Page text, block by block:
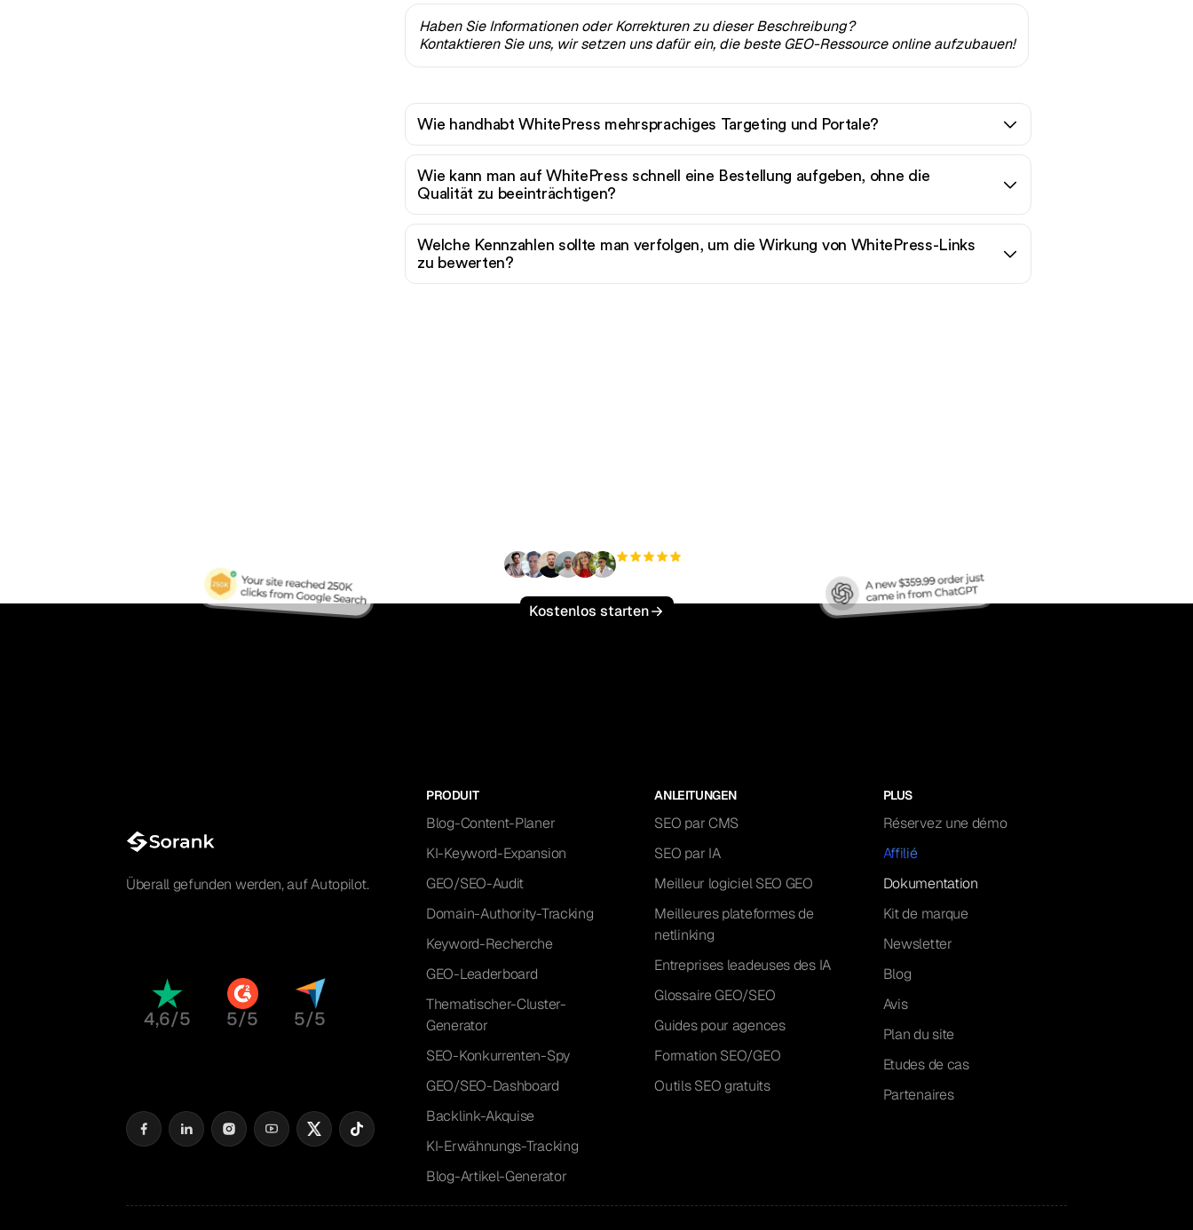
Haben Sie Informationen oder Korrekturen zu dieser Beschreibung?
Kontaktieren Sie uns, wir setzen uns dafür ein, die beste GEO-Ressource online aufzubauen!
Wie handhabt WhitePress mehrsprachiges Targeting und Portale?
Wie kann man auf WhitePress schnell eine Bestellung aufgeben, ohne die
Qualität zu beeinträchtigen?
Welche Kennzahlen sollte man verfolgen, um die Wirkung von WhitePress-Links
zu bewerten?
Kostenlos starten
Überall gefunden werden, auf Autopilot.
4,6/5 5/5 5/5
PRODUIT
Blog-Content-Planer
KI-Keyword-Expansion
GEO/SEO-Audit
Domain-Authority-Tracking
Keyword-Recherche
GEO-Leaderboard
Thematischer-Cluster-
Generator
SEO-Konkurrenten-Spy
GEO/SEO-Dashboard
Backlink-Akquise
KI-Erwähnungs-Tracking
Blog-Artikel-Generator
ANLEITUNGEN
SEO par CMS
SEO par IA
Meilleur logiciel SEO GEO
Meilleures plateformes de
netlinking
Entreprises leadeuses des IA
Glossaire GEO/SEO
Guides pour agences
Formation SEO/GEO
Outils SEO gratuits
PLUS
Réservez une démo
Affilié
Dokumentation
Kit de marque
Newsletter
Blog
Avis
Plan du site
Etudes de cas
Partenaires